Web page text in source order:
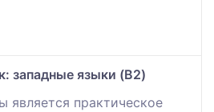
западные языки (B2)
является практическое